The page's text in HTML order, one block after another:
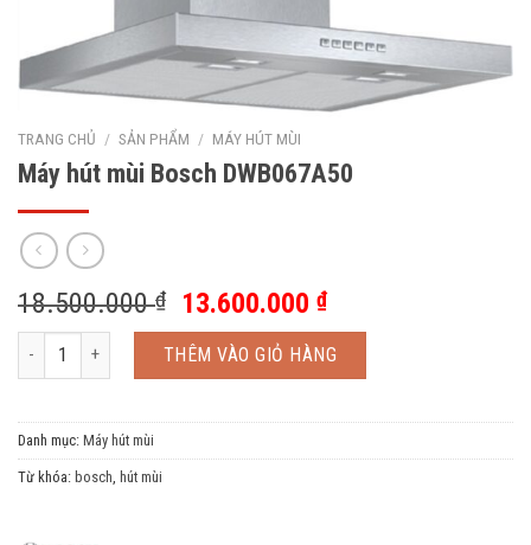
TRANG CHỦ / SẢN PHẨM / MÁY HÚT MÙI
Máy hút mùi Bosch DWB067A50
18.500.000₫ 13.600.000₫
Máy hút mùi Bosch DWB067A50 số lượng
THÊM VÀO GIỎ HÀNG
Danh mục: Máy hút mùi
Từ khóa: bosch, hút mùi